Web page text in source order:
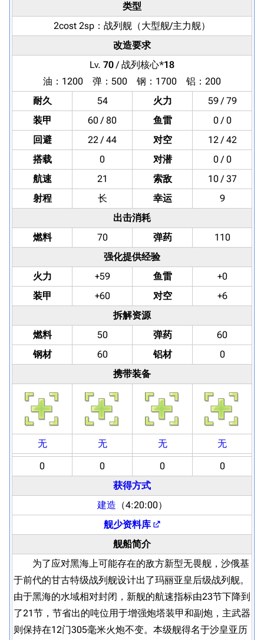
类型
2cost 2sp： 战列舰 （大型舰/主力舰）
改造要求
Lv. 70/ 战列核心*18
油：1200 弹：500 钢：1700 铝：200
耐久
54 火力
59 / 79
装甲
60 / 80 鱼雷
0 / 0
回避
22 / 44 对空
12 / 42
搭载
0 对潜
0 / 0
航速
21 索敌
10 / 37
射程
长 幸运
9
出击消耗
燃料
70 弹药
110
强化提供经验
火力
+59 鱼雷
+0
装甲
+60 对空
+6
拆解资源
燃料
50 弹药
60
钢材
60 铝材
0
携带装备
无 无 无
无
0
0 0
0
获得方式
建造 （4:20:00）
舰少资料库
舰船简介
为了应对黑海上可能存在的敌方新型无畏舰，沙俄基
于前代的甘古特级战列舰设计出了玛丽亚皇后级战列舰。
由于黑海的水域相对封闭，新舰的航速指标由23节下降到
了21节，节省出的吨位用于增强炮塔装甲和副炮，主武器
则保持在12门305毫米火炮不变。本级舰得名于沙皇亚历